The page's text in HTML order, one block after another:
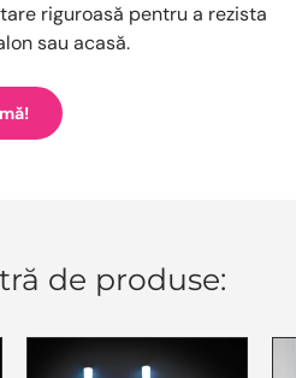
riguroasă pentru a rezista
sau acasă.
de produse: